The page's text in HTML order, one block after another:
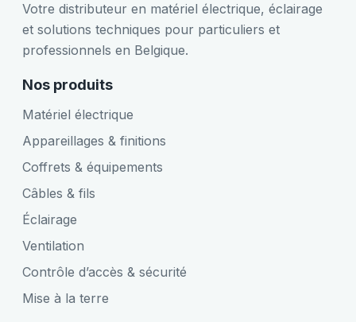
Votre distributeur en matériel électrique, éclairage
et solutions techniques pour particuliers et
professionnels en Belgique.
Nos produits
Matériel électrique
Appareillages & finitions
Coffrets & équipements
Câbles & fils
Éclairage
Ventilation
Contrôle d’accès & sécurité
Mise à la terre